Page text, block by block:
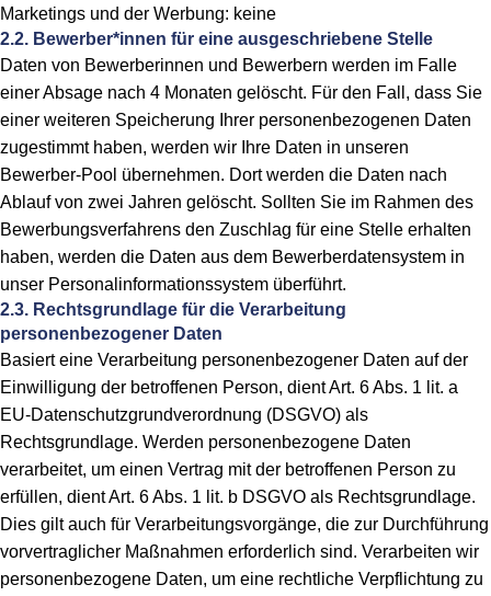
Marketings und der Werbung: keine
2.2. Bewerber*innen für eine ausgeschriebene Stelle
Daten von Bewerberinnen und Bewerbern werden im Falle
einer Absage nach 4 Monaten gelöscht. Für den Fall, dass Sie
einer weiteren Speicherung Ihrer personenbezogenen Daten
zugestimmt haben, werden wir Ihre Daten in unseren
Bewerber-Pool übernehmen. Dort werden die Daten nach
Ablauf von zwei Jahren gelöscht. Sollten Sie im Rahmen des
Bewerbungsverfahrens den Zuschlag für eine Stelle erhalten
haben, werden die Daten aus dem Bewerberdatensystem in
unser Personalinformationssystem überführt.
2.3. Rechtsgrundlage für die Verarbeitung
personenbezogener Daten
Basiert eine Verarbeitung personenbezogener Daten auf der
Einwilligung der betroffenen Person, dient Art. 6 Abs. 1 lit. a
EU-Datenschutzgrundverordnung (DSGVO) als
Rechtsgrundlage. Werden personenbezogene Daten
verarbeitet, um einen Vertrag mit der betroffenen Person zu
erfüllen, dient Art. 6 Abs. 1 lit. b DSGVO als Rechtsgrundlage.
Dies gilt auch für Verarbeitungsvorgänge, die zur Durchführung
vorvertraglicher Maßnahmen erforderlich sind. Verarbeiten wir
personenbezogene Daten, um eine rechtliche Verpflichtung zu